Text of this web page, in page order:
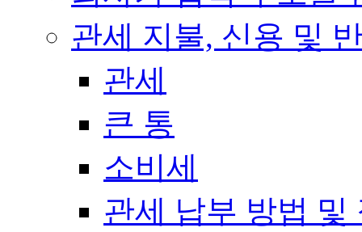
관세 지불, 신용 및
관세
큰 통
소비세
관세 납부 방법 및